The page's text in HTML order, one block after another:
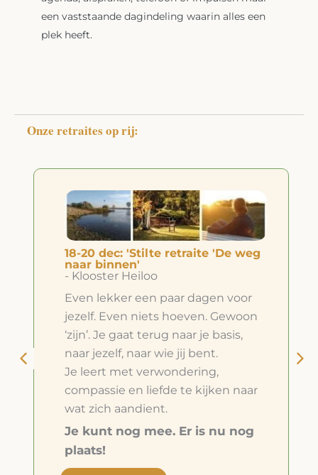
een vaststaande dagindeling waarin alles een
plek heeft.
Onze retraites op rij:
18-20 dec: 'Stilte retraite 'De weg
naar binnen'
- Klooster Heiloo
Even lekker een paar dagen voor
jezelf. Even niets hoeven. Gewoon
‘zijn’. Je gaat terug naar je basis,
naar jezelf, naar wie jij bent.
Je leert met verwondering,
compassie en liefde te kijken naar
wat zich aandient.
Je kunt nog mee. Er is nu nog
plaats!